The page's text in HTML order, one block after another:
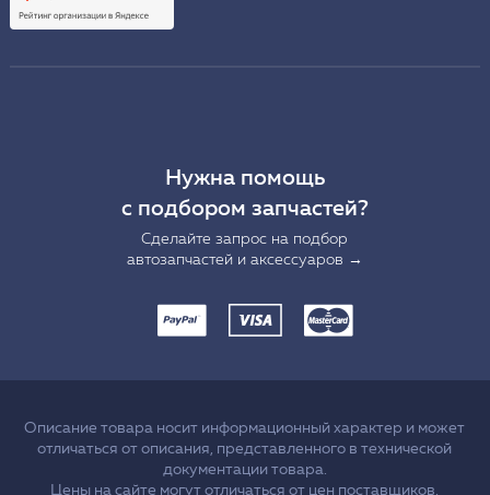
Нужна помощь
с подбором запчастей?
Сделайте запрос на подбор
автозапчастей и аксессуаров →
Описание товара носит информационный характер и может
отличаться от описания, представленного в технической
документации товара.
Цены на сайте могут отличаться от цен поставщиков.